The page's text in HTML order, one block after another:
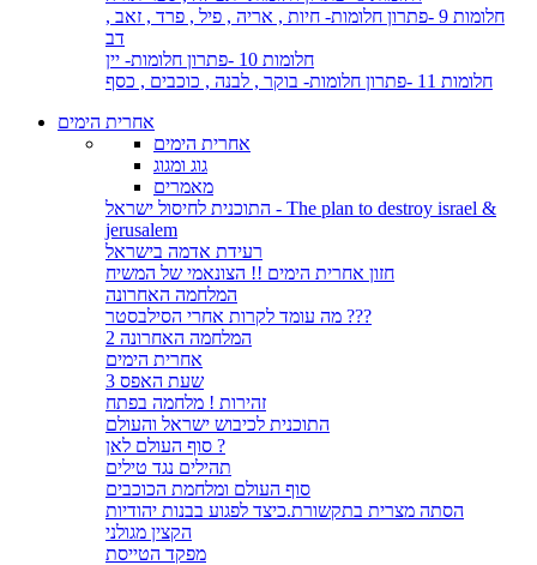
חלומות 9 -פתרון חלומות- חיות , אריה , פיל , פרד , זאב ,
דב
חלומות 10 -פתרון חלומות- יין
חלומות 11 -פתרון חלומות- בוקר , לבנה , כוכבים , כסף
אחרית הימים
אחרית הימים
גוג ומגוג
מאמרים
התוכנית לחיסול ישראל - The plan to destroy israel &
jerusalem
רעידת אדמה בישראל
חזון אחרית הימים !! הצונאמי של המשיח
המלחמה האחרונה
מה עומד לקרות אחרי הסילבסטר ???
המלחמה האחרונה 2
אחרית הימים
שעת האפס 3
זהירות ! מלחמה בפתח
התוכנית לכיבוש ישראל והעולם
סוף העולם לאן ?
תהילים נגד טילים
סוף העולם ומלחמת הכוכבים
הסתה מצרית בתקשורת.כיצד לפגוע בבנות יהודיות
הקצין מגולני
מפקד הטייסת